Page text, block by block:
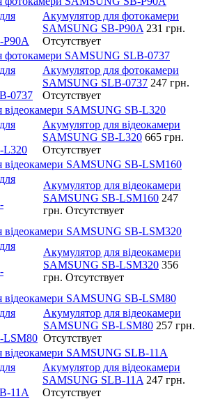
Акумулятор для фотокамери
SAMSUNG SB-P90A 231 грн.
Отсутствует
фотокамери SAMSUNG SLB-0737
Акумулятор для фотокамери
SAMSUNG SLB-0737 247 грн.
Отсутствует
відеокамери SAMSUNG SB-L320
Акумулятор для відеокамери
SAMSUNG SB-L320 665 грн.
Отсутствует
відеокамери SAMSUNG SB-LSM160
Акумулятор для відеокамери
SAMSUNG SB-LSM160 247
грн. Отсутствует
відеокамери SAMSUNG SB-LSM320
Акумулятор для відеокамери
SAMSUNG SB-LSM320 356
грн. Отсутствует
відеокамери SAMSUNG SB-LSM80
Акумулятор для відеокамери
SAMSUNG SB-LSM80 257 грн.
Отсутствует
відеокамери SAMSUNG SLB-11A
Акумулятор для відеокамери
SAMSUNG SLB-11A 247 грн.
Отсутствует